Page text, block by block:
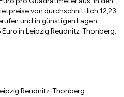
von durchschnittlich 12,23
und in günstigen Lagen
in Leipzig Reudnitz-Thonberg.
Reudnitz-Thonberg